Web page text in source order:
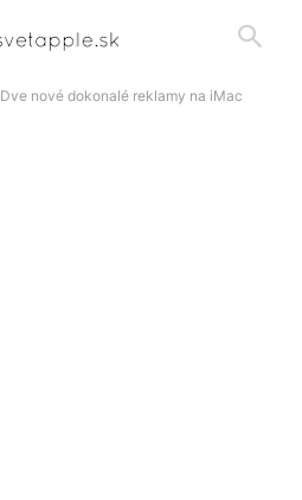
Dve nové dokonalé reklamy na iMac